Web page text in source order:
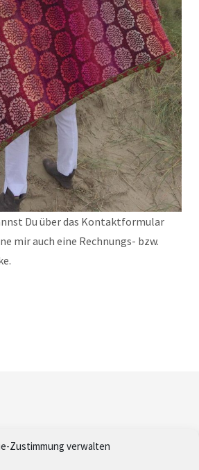
Zustimmung verwalten
Du über das Kontaktformular
mir auch eine Rechnungs- bzw.